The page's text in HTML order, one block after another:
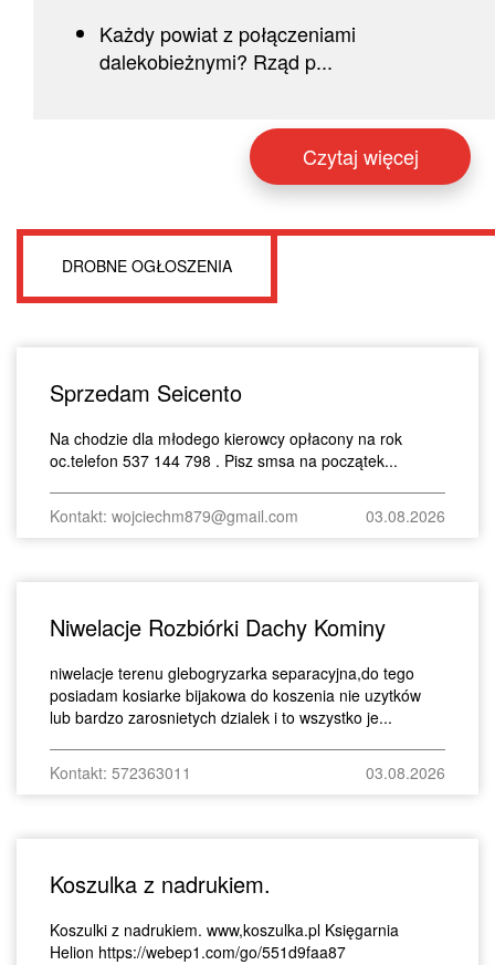
Każdy powiat z połączeniami
dalekobieżnymi? Rząd p...
Czytaj więcej
DROBNE OGŁOSZENIA
Sprzedam Seicento
Na chodzie dla młodego kierowcy opłacony na rok
oc.telefon 537 144 798 . Pisz smsa na początek...
Kontakt: wojciechm879@gmail.com 03.08.2026
Niwelacje Rozbiórki Dachy Kominy
niwelacje terenu glebogryzarka separacyjna,do tego
posiadam kosiarke bijakowa do koszenia nie uzytków
lub bardzo zarosnietych dzialek i to wszystko je...
Kontakt: 572363011 03.08.2026
Koszulka z nadrukiem.
Koszulki z nadrukiem. www,koszulka.pl Księgarnia
Helion https://webep1.com/go/551d9faa87